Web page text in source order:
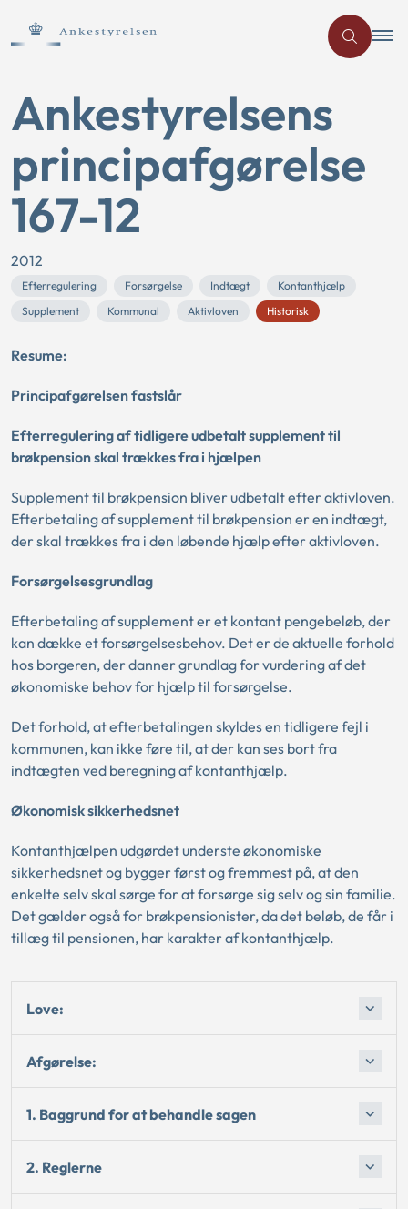
Ankestyrelsens
principafgørelse
167-12
2012
Efterregulering Forsørgelse Indtægt
Kontanthjælp
Supplement
Kommunal Aktivloven Historisk
Resume:
Principafgørelsen fastslår
Efterregulering af tidligere udbetalt supplement til
brøkpension skal trækkes fra i hjælpen
Supplement til brøkpension bliver udbetalt efter aktivloven.
Efterbetaling af supplement til brøkpension er en indtægt,
der skal trækkes fra i den løbende hjælp efter aktivloven.
Forsørgelsesgrundlag
Efterbetaling af supplement er et kontant pengebeløb, der
kan dække et forsørgelsesbehov. Det er de aktuelle forhold
hos borgeren, der danner grundlag for vurdering af det
økonomiske behov for hjælp til forsørgelse.
Det forhold, at efterbetalingen skyldes en tidligere fejl i
kommunen, kan ikke føre til, at der kan ses bort fra
indtægten ved beregning af kontanthjælp.
Økonomisk sikkerhedsnet
Kontanthjælpen udgørdet underste økonomiske
sikkerhedsnet og bygger først og fremmest på, at den
enkelte selv skal sørge for at forsørge sig selv og sin familie.
Det gælder også for brøkpensionister, da det beløb, de får i
tillæg til pensionen, har karakter af kontanthjælp.
Love:
Afgørelse:
1. Baggrund for at behandle sagen
2. Reglerne